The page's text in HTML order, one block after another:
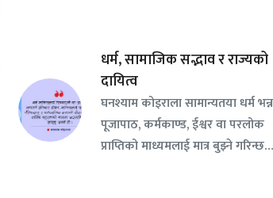
धर्म, सामाजिक सद्भाव र राज्यको
दायित्व
घनश्याम कोइराला सामान्यतया धर्म
पूजापाठ, कर्मकाण्ड, ईश्वर वा परलोक
प्राप्तिको माध्यमलाई मात्र बुझ्ने गरिन्छ…